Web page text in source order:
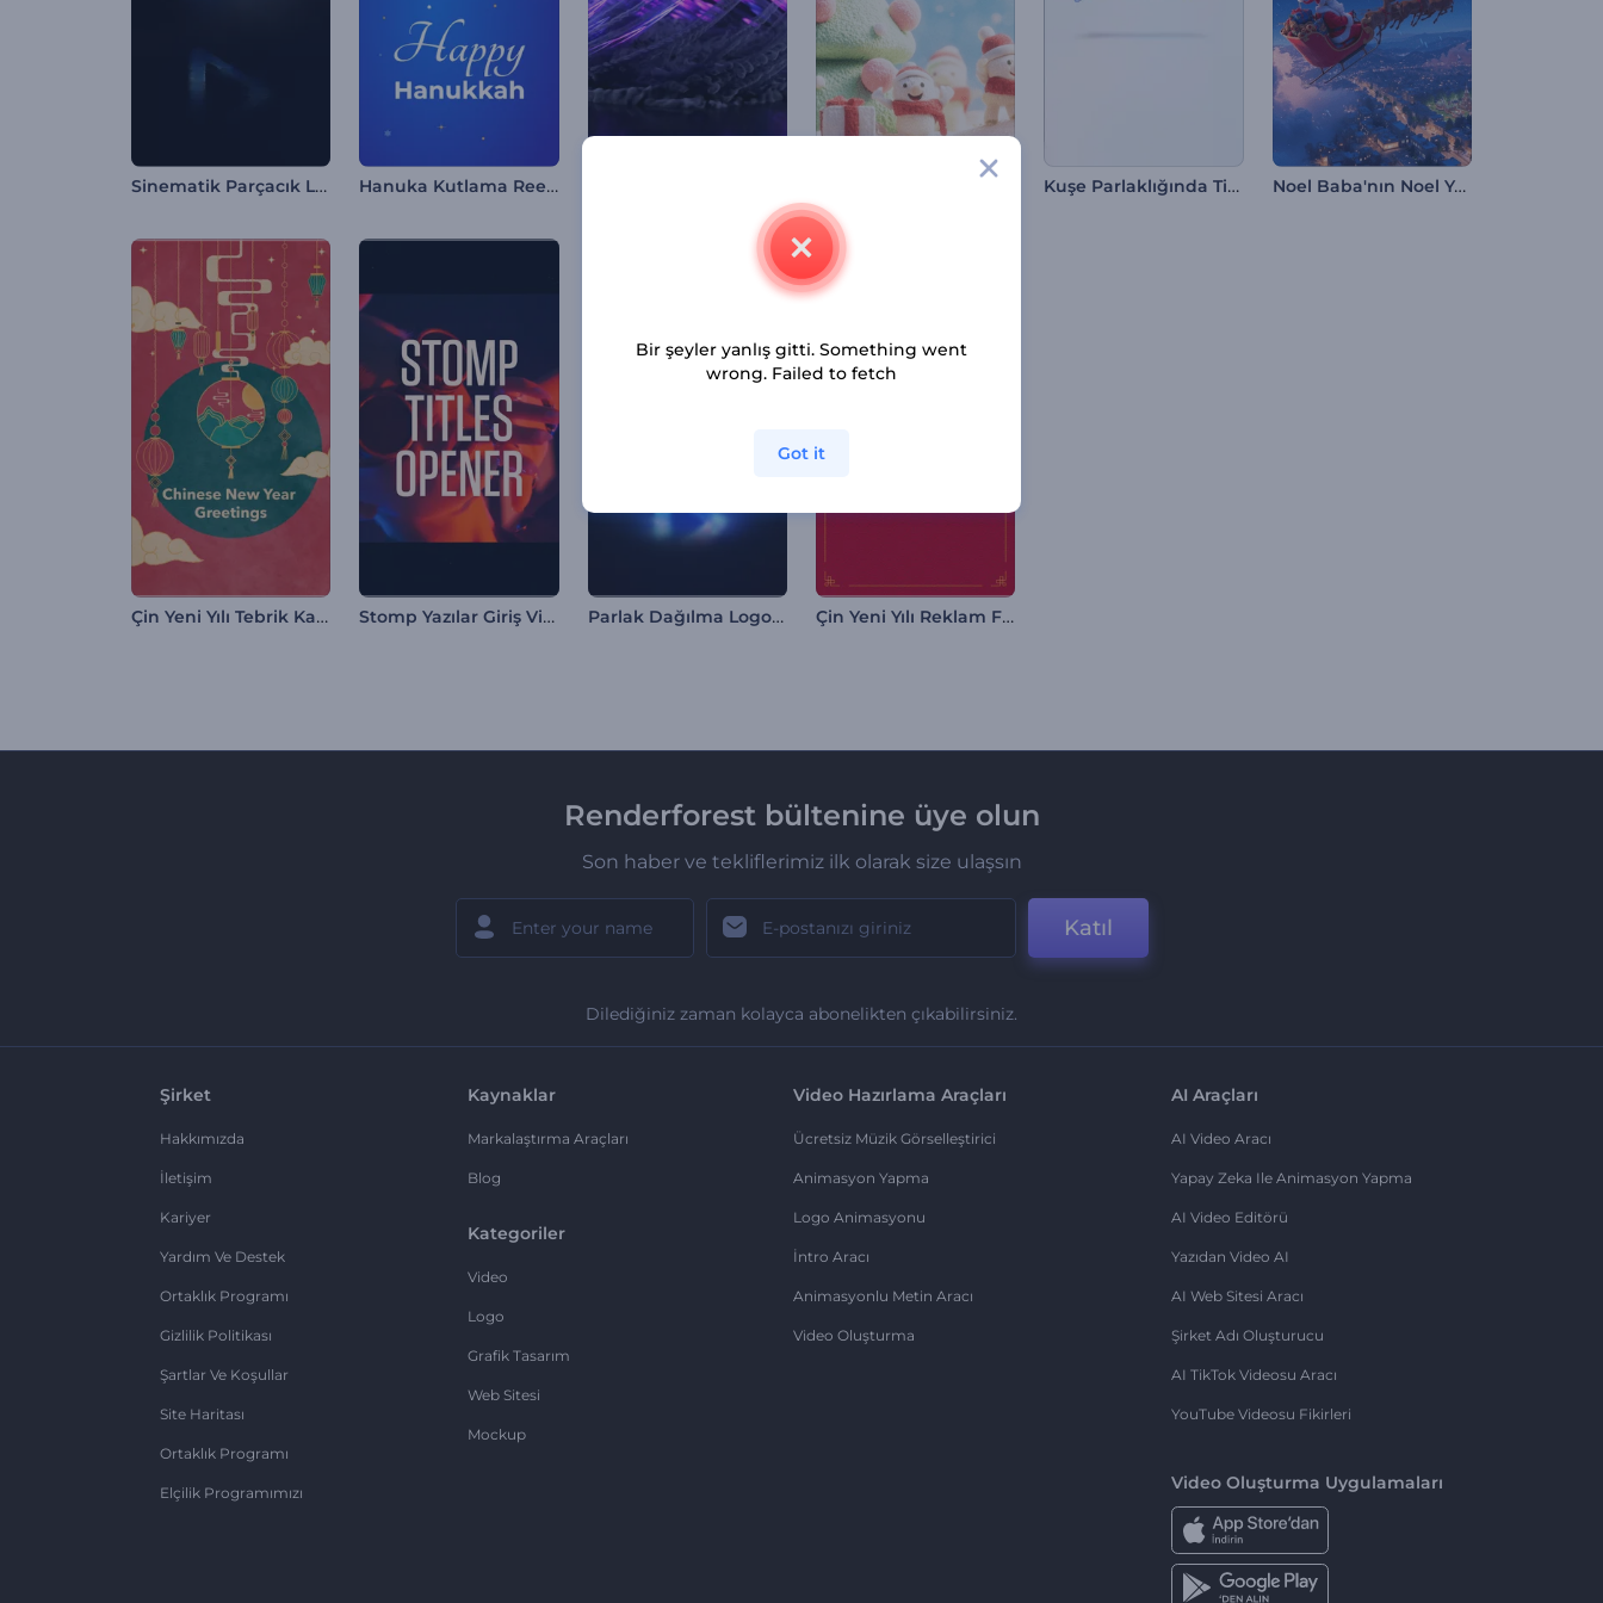
Sinematik Parçacık Logo Hanuka Kutlama Reels Kuşe Parlaklığında Ticari Logo Noel Baba'nın Noel Yolculuğu Girişi
Çin Yeni Yılı Tebrik Kartları Stomp Yazılar Giriş Videosu Parlak Dağılma Logo Gösterimi Çin Yeni Yılı Reklam Filmi
Renderforest bültenine üye olun
Son haber ve tekliflerimiz ilk olarak size ulaşsın
Katıl
Dilediğiniz zaman kolayca abonelikten çıkabilirsiniz.
Şirket
Hakkımızda
İletişim
Kariyer
Yardım Ve Destek
Ortaklık Programı
Gizlilik Politikası
Şartlar Ve Koşullar
Site Haritası
Ortaklık Programı
Elçilik Programımızı
Kaynaklar
Markalaştırma Araçları
Blog
Kategoriler
Video
Logo
Grafik Tasarım
Web Sitesi
Mockup
Video Hazırlama Araçları
Ücretsiz Müzik Görselleştirici
Animasyon Yapma
Logo Animasyonu
İntro Aracı
Animasyonlu Metin Aracı
Video Oluşturma
AI Araçları
AI Video Aracı
Yapay Zeka Ile Animasyon Yapma
AI Video Editörü
Yazıdan Video AI
AI Web Sitesi Aracı
Şirket Adı Oluşturucu
AI TikTok Videosu Aracı
YouTube Videosu Fikirleri
Video Oluşturma Uygulamaları
Bir şeyler yanlış gitti. Something went
wrong. Failed to fetch
Got it